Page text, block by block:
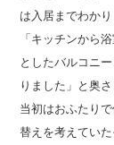
は入居までわか
「キッチンから
としたバルコニ
りました」と奥さ
当初はおふたり
替えを考えてい